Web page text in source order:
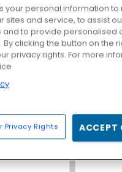
Bear: Meadows
USA 2
your personal information
sites and service, to assist
and to provide personalised
By clicking the button on the
privacy rights. For more
Privacy Rights ACCEPT